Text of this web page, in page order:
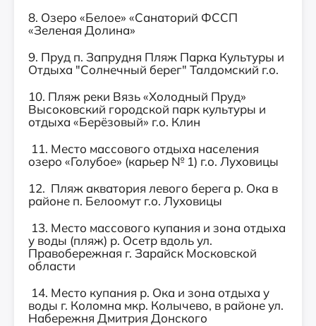
8. Озеро «Белое» «Санаторий ФССП
«Зеленая Долина»
9. Пруд п. Запрудня Пляж Парка Культуры и
Отдыха "Солнечный берег" Талдомский г.о.
10. Пляж реки Вязь «Холодный Пруд»
Высоковский городской парк культуры и
отдыха «Берёзовый» г.о. Клин
11. Место массового отдыха населения
озеро «Голубое» (карьер № 1) г.о. Луховицы
12. Пляж акватория левого берега р. Ока в
районе п. Белоомут г.о. Луховицы
13. Место массового купания и зона отдыха
у воды (пляж) р. Осетр вдоль ул.
Правобережная г. Зарайск Московской
области
14. Место купания р. Ока и зона отдыха у
воды г. Коломна мкр. Колычево, в районе ул.
Набережня Дмитрия Донского